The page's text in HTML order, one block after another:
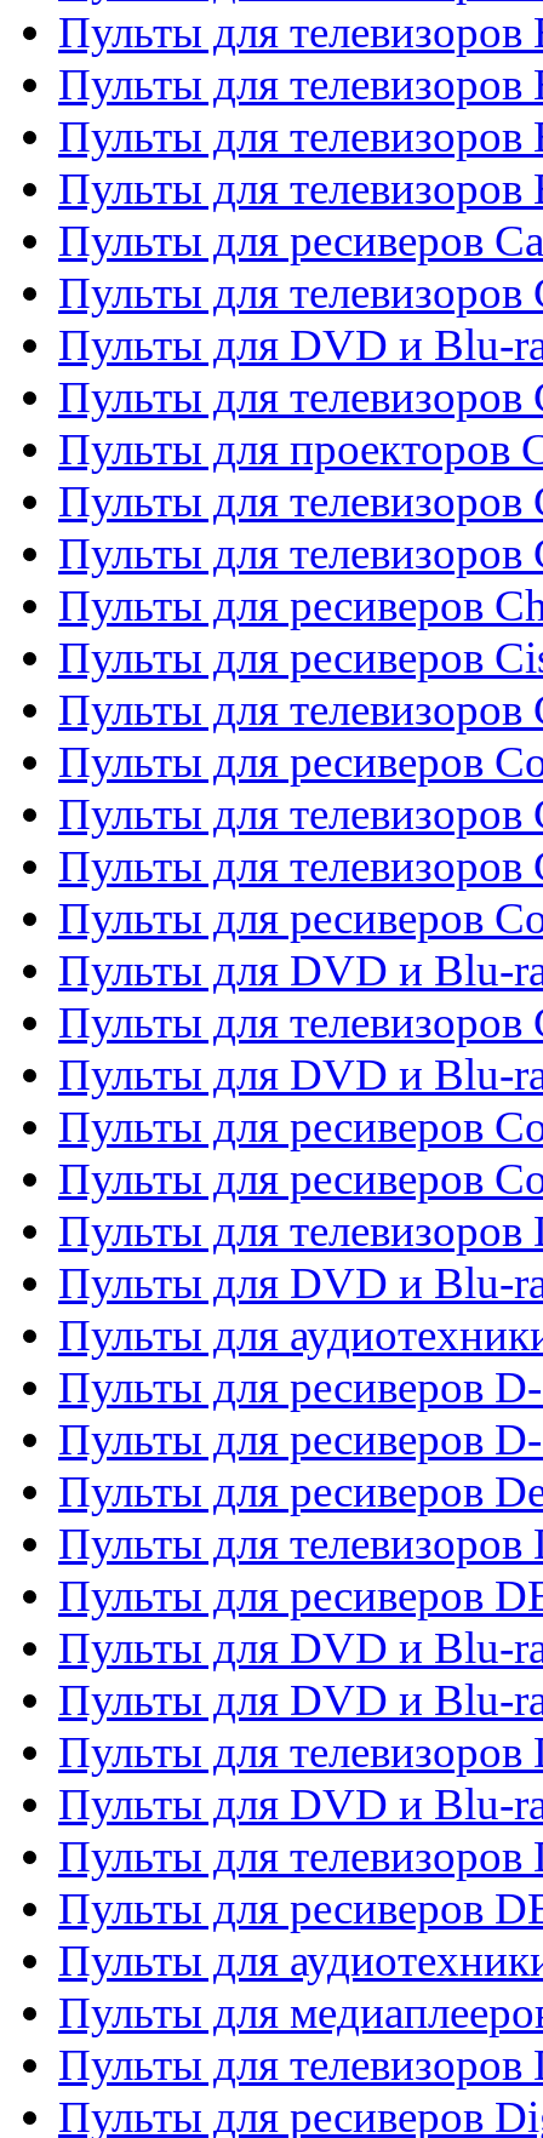
Пульты для телевизоров
Пульты для телевизоров
Пульты для телевизоров
Пульты для телевизоров
Пульты для ресиверов
Пульты для телевизоров
Пульты для DVD и Blu-
Пульты для телевизоров
Пульты для проекторов
Пульты для телевизоров
Пульты для телевизоров
Пульты для ресиверов
Пульты для ресиверов
Пульты для телевизоров
Пульты для ресиверов
Пульты для телевизоров
Пульты для телевизоров
Пульты для ресиверов
Пульты для DVD и Blu-
Пульты для телевизоров
Пульты для DVD и Blu-
Пульты для ресиверов
Пульты для ресиверов
Пульты для телевизоров
Пульты для DVD и Blu-
Пульты для
Пульты для ресиверов
Пульты для ресиверов
Пульты для ресиверов
Пульты для телевизоров
Пульты для ресиверов
Пульты для DVD и Blu-
Пульты для DVD и Blu-
Пульты для
Пульты для DVD и Blu-
Пульты для телевизоров
Пульты для ресиверов
Пульты для
Пульты для
Пульты для телевизоров
Пульты для ресиверов